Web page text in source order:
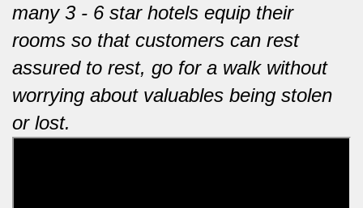
many 3 - 6 star hotels equip their
rooms so that customers can rest
assured to rest, go for a walk without
worrying about valuables being stolen
or lost.